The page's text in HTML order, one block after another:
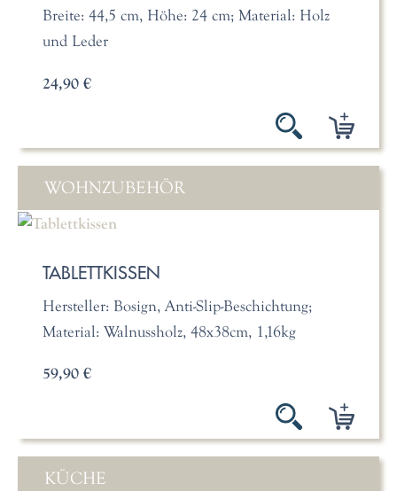
Breite: 44,5 cm, Höhe: 24 cm; Material: Holz
und Leder
24,90 €
WOHNZUBEHÖR
TABLETTKISSEN
Hersteller: Bosign, Anti-Slip-Beschichtung;
Material: Walnussholz, 48x38cm, 1,16kg
59,90 €
KÜCHE